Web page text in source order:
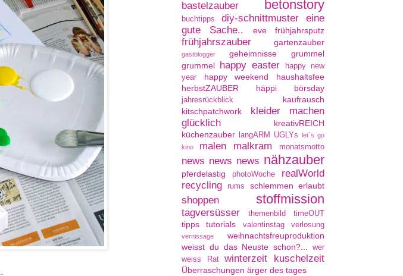
bastelzauber
betonstory
buchtipps diy-schnittmuster
eine
gute Sache..
eve frühjahrsputz
frühjahrszauber gartenzauber
gastblogger geheimnisse
grummel
grummel happy easter
happy new
year
happy weekend
haushaltsfee
herbstZAUBER
häppi börsday
jahresrückblick
kaufrausch
kitschpatchwork
kleider machen
glücklich
kreativREICH
küchenzauber
langARM UGLYs let´s go
kino
malen malkram monatsmotto
news news news nähzauber
pferdelastig photoWoche
realWorld
recycling
rums schlemmen erlaubt
shoppen stoffmission
tagversüsser themenbild timeOUT
tipps tutorials valentinstag verlosung
vernissage
weihnachtsfreuproduktion
weisst du das Neuste schon?...
wer
weiss Rat
winterzeit kuschelzeit
Überraschungen ärger des tages